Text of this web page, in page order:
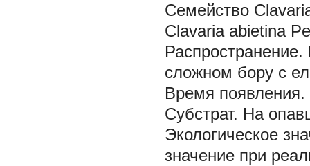
Семейство
Clavaria abietina
Распространение.
сложном бору с
Время появления.
Субстрат. На
Экологическое
значение при